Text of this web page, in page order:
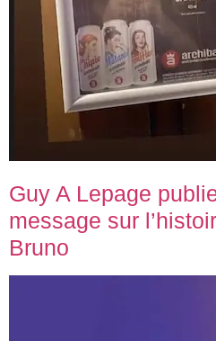
Guy A Lepage
message sur
Bruno